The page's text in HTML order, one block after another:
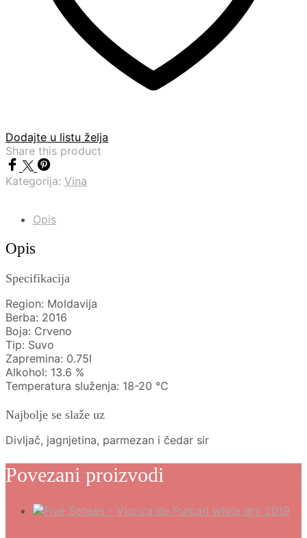
Dodajte u listu želja
Share this product
Kategorija: Vina
Opis
Opis
Specifikacija
Region: Moldavija
Berba: 2016
Boja: Crveno
Tip: Suvo
Zapremina: 0.75l
Alkohol: 13.6 %
Temperatura služenja: 18-20 °C
Najbolje se slaže uz
Divljač, jagnjetina, parmezan i čedar sir
Povezani proizvodi